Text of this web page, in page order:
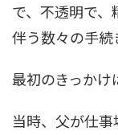
で、不透明で
伴う数々の手続
最初のきっかけ
当時、父が仕